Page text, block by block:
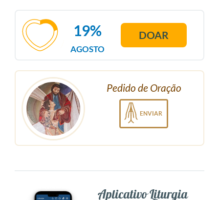
AGOSTO
19% DOAR
Pedido de Oração
ENVIAR
Aplicativo Liturgia